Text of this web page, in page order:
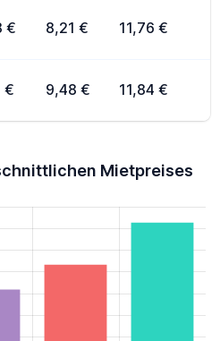
€ 8,21 € 11,76 €
€ 9,48 € 11,84 €
Mietpreises